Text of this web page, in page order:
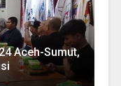
Aceh-Sumut,